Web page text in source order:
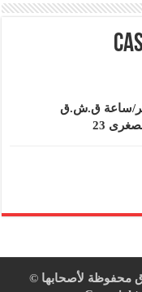
محفوظة لأصحابها ©